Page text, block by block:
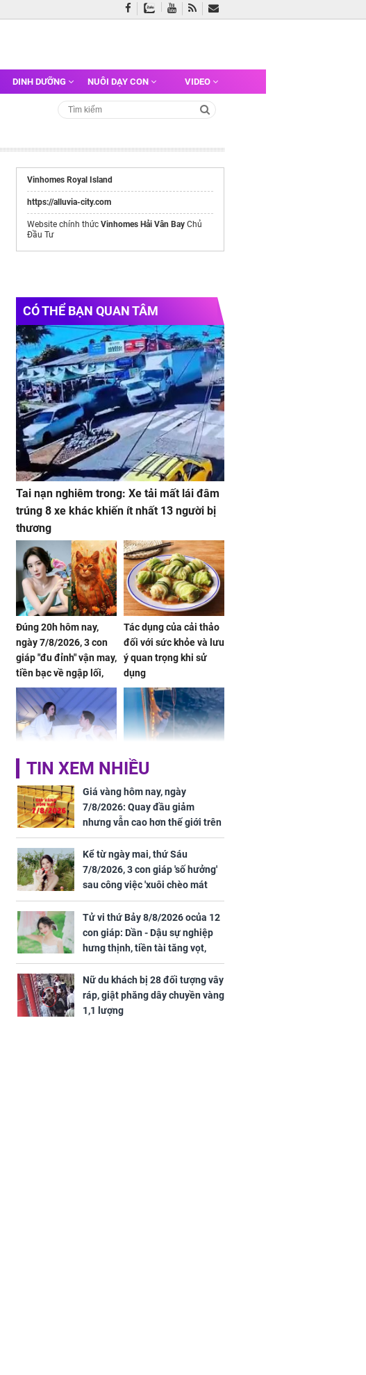
DINH DƯỠNG NUÔI DẠY CON VIDEO
Vinhomes Royal Island
https://alluvia-city.com
Website chính thức Vinhomes Hải Vân Bay Chủ
Đầu Tư
CÓ THỂ BẠN QUAN TÂM
Tai nạn nghiêm trong: Xe tải mất lái đâm
trúng 8 xe khác khiến ít nhất 13 người bị
thương
Đúng 20h hôm nay,
ngày 7/8/2026, 3 con
giáp "đu đỉnh" vận may,
tiền bạc về ngập lối,
đón lộc ấm no, tình
tiền viên mãn
Tác dụng của cải thảo
đối với sức khỏe và lưu
ý quan trọng khi sử
dụng
Phát hiện vợ giấu
chuyện từng có chồng,
tôi đòi ly hôn nhưng
sững sờ khi nghe mẹ
tôi buông câu này
Ngư dân mất tích đã
được tìm thấy còn
sống sau 26 ngày lênh
đênh trên biển Thái
Bình Dương
sau tin đồn thay tim,
cởi áo chứng minh sức
khỏe
TIN XEM NHIỀU
Giá vàng hôm nay, ngày
7/8/2026: Quay đầu giảm
nhưng vẫn cao hơn thế giới trên
7 triệu đồng
Kể từ ngày mai, thứ Sáu
7/8/2026, 3 con giáp 'số hưởng'
sau công việc 'xuôi chèo mát
mái', tiền tài 'thu về như nước',
tình duyên viên mãn
Tử vi thứ Bảy 8/8/2026 ocủa 12
con giáp: Dần - Dậu sự nghiệp
hưng thịnh, tiền tài tăng vọt,
Mão - Thân công việc bất trắc,
tiền mất tật mang
Nữ du khách bị 28 đối tượng vây
ráp, giật phăng dây chuyền vàng
1,1 lượng